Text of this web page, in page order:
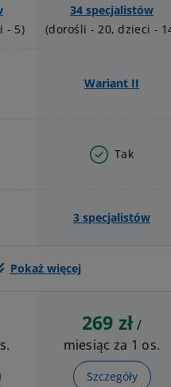
- 5)
34 specjalistów
(dorośli - 20, dzieci -
Wariant II
Tak
3 specjalistów
Pokaż więcej
269 zł /
miesiąc za 1 os.
Szczegóły